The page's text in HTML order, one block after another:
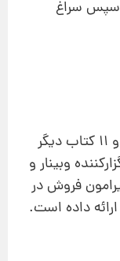
سپس سراغ
جفری گیتومر کتاب کوچک قرمز فروش و 11 کتاب دیگر
وبینار و
فروش در
داده است.